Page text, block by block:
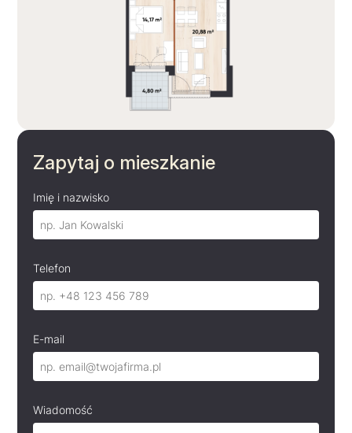
Zapytaj o mieszkanie
Imię i nazwisko
Telefon
E-mail
Wiadomość